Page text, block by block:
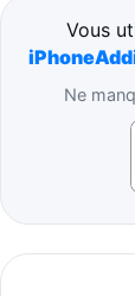
Vous
Ne